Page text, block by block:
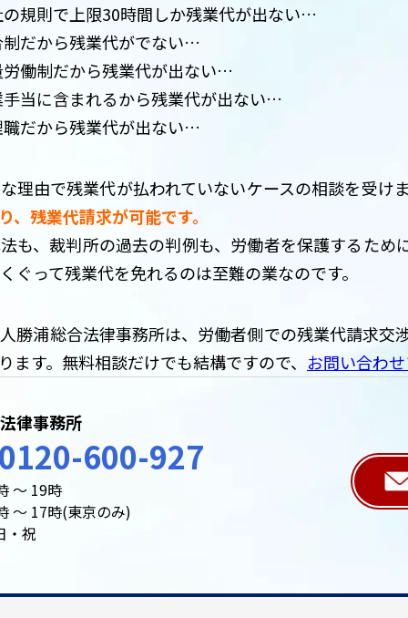
の規則で上限30時間しか残業代が出ない…
制だから残業代がでない…
働制だから残業代が出ない…
手当に含まれるから残業代が出ない…
職だから残業代が出ない…
理由で残業代が払われていないケースの相談を受けま
、残業代請求が可能です。
も、裁判所の過去の判例も、労働者を保護するた
ぐって残業代を免れるのは至難の業なのです。
勝浦総合法律事務所は、労働者側での残業代請求交
ます。無料相談だけでも結構ですので、 お問い合わ
律事務所
600-927
～ 19時
～ 17時(東京のみ)
・祝